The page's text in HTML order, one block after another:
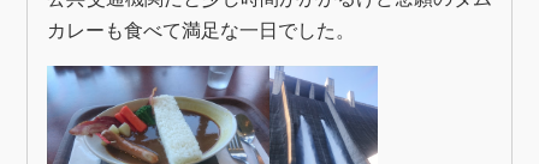
カレーも食べて満足な一日でした。